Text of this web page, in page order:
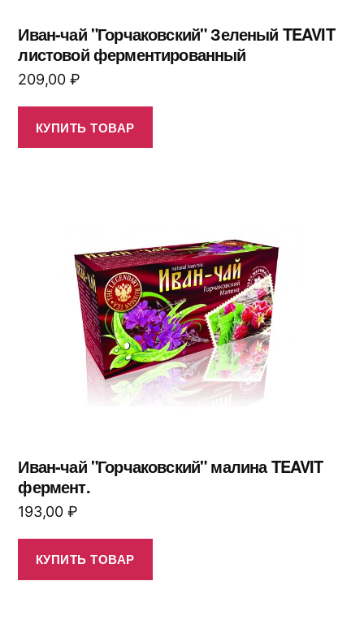
Иван-чай "Горчаковский" Зеленый TEAVIT
листовой ферментированный
209,00 ₽
КУПИТЬ ТОВАР
Иван-чай "Горчаковский" малина TEAVIT
фермент.
193,00 ₽
КУПИТЬ ТОВАР